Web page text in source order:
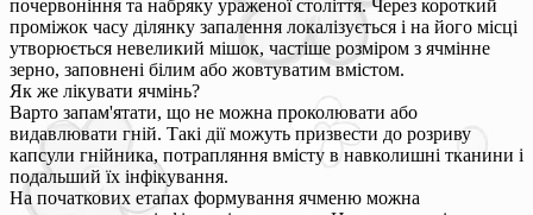
почервоніння та набряку ураженої століття. Через короткий
проміжок часу ділянку запалення локалізується і на його місці
утворюється невеликий мішок, частіше розміром з ячмінне
зерно, заповнені білим або жовтуватим вмістом.
Як же лікувати ячмінь?
Варто запам'ятати, що не можна проколювати або
видавлювати гній. Такі дії можуть призвести до розриву
капсули гнійника, потрапляння вмісту в навколишні тканини і
подальший їх інфікування.
На початкових етапах формування ячменю можна